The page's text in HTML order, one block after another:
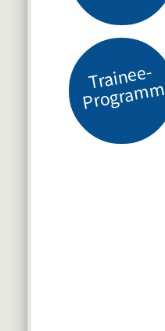
Tr
ai
n
e
e-
Pr
o
gr
a
m
m